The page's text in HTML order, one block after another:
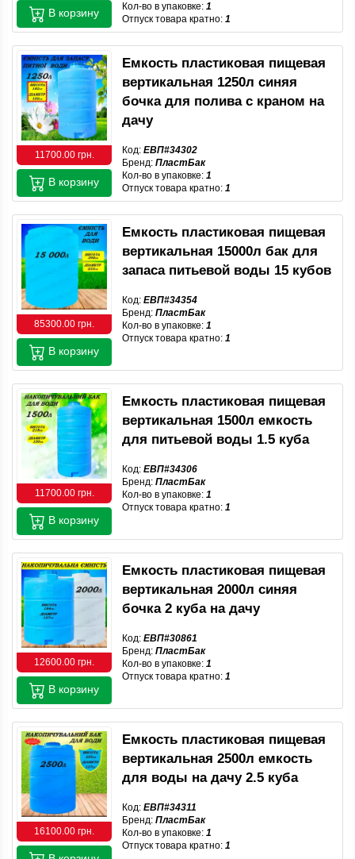
Кол-во в упаковке: 1
Отпуск товара кратно: 1
В корзину
11700.00 грн.
Емкость пластиковая пищевая
вертикальная 1250л синяя
бочка для полива с краном на
дачу
Код: ЕВП#34302
Бренд: ПластБак
Кол-во в упаковке: 1
Отпуск товара кратно: 1
В корзину
85300.00 грн.
Емкость пластиковая пищевая
вертикальная 15000л бак для
запаса питьевой воды 15 кубов
Код: ЕВП#34354
Бренд: ПластБак
Кол-во в упаковке: 1
Отпуск товара кратно: 1
В корзину
11700.00 грн.
Емкость пластиковая пищевая
вертикальная 1500л емкость
для питьевой воды 1.5 куба
Код: ЕВП#34306
Бренд: ПластБак
Кол-во в упаковке: 1
Отпуск товара кратно: 1
В корзину
12600.00 грн.
Емкость пластиковая пищевая
вертикальная 2000л синяя
бочка 2 куба на дачу
Код: ЕВП#30861
Бренд: ПластБак
Кол-во в упаковке: 1
Отпуск товара кратно: 1
В корзину
16100.00 грн.
Емкость пластиковая пищевая
вертикальная 2500л емкость
для воды на дачу 2.5 куба
Код: ЕВП#34311
Бренд: ПластБак
Кол-во в упаковке: 1
Отпуск товара кратно: 1